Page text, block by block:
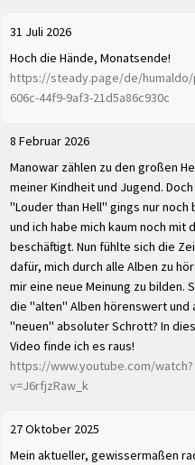
31 Juli 2026
Hoch die Hände, Monatsende!
https://steady.page/de/humaldo/
606c-44f9-9af3-21d5a86c930c
8 Februar 2026
Manowar zählen zu den großen
meiner Kindheit und Jugend.
"Louder than Hell" gings nur noch
und ich habe mich kaum noch mit
beschäftigt. Nun fühlte sich die
dafür, mich durch alle Alben zu
mir eine neue Meinung zu bilden.
die "alten" Alben hörenswert und
"neuen" absoluter Schrott? In
Video finde ich es raus!
https://www.youtube.com/watch?
v=J6rfjzRaw_k
27 Oktober 2025
Mein aktueller, gewissermaßen